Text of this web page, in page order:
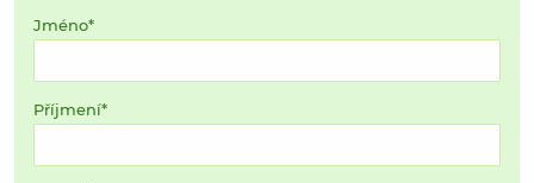
Jméno
Příjmení